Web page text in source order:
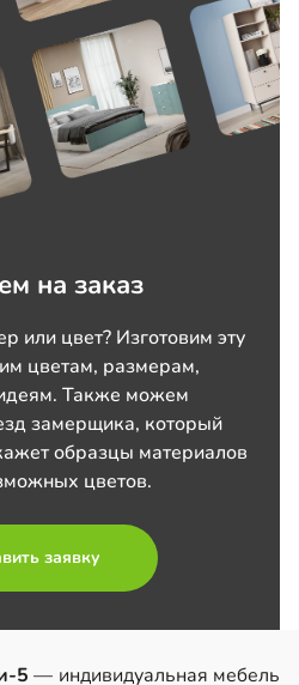
на заказ
или цвет? Изготовим эту
цветам, размерам,
Также можем
замерщика, который
образцы материалов
цветов.
заявку
5 — индивидуальная мебель